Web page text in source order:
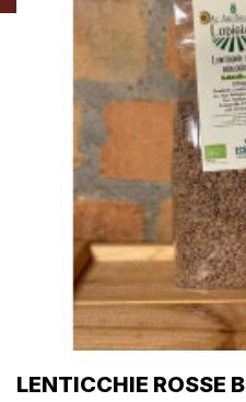
LENTICCHIE ROSSE